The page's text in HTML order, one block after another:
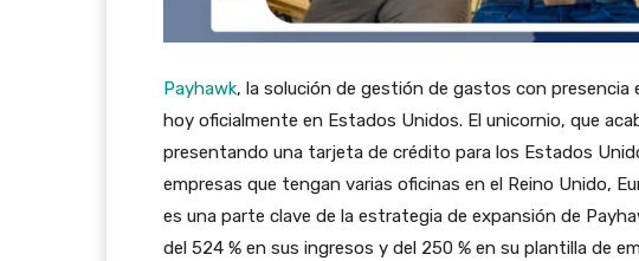
Payhawk, la solución de gestión de gastos con presencia
hoy oficialmente en Estados Unidos. El unicornio, que
presentando una tarjeta de crédito para los Estados
empresas que tengan varias oficinas en el Reino Unido,
es una parte clave de la estrategia de expansión de
del 524 % en sus ingresos y del 250 % en su plantilla de